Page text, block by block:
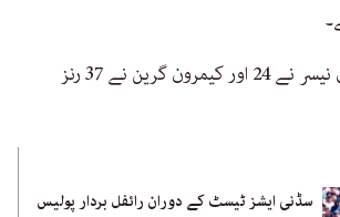
نائٹ واچ مین مائیکل نیسر نے 24 اور کیمرون گرین نے 37 رنز
سڈنی ایشز ٹیسٹ کے دوران رائفل بردار پولیس